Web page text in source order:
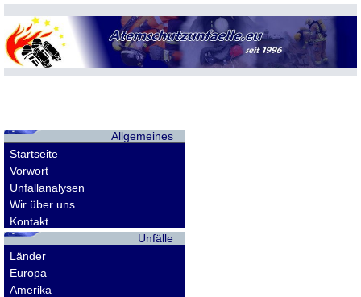
Allgemeines
Startseite
Vorwort
Unfallanalysen
Wir über uns
Kontakt
Unfälle
Länder
Europa
Amerika